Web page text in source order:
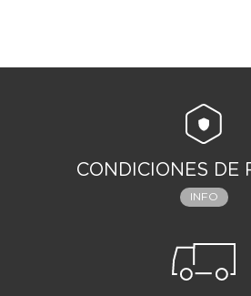
CONDICIONES DE
INFO